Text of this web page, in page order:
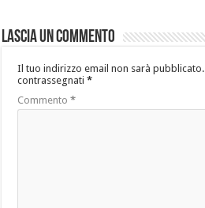
Lascia un commento
Il tuo indirizzo email non sarà pubblicato.
contrassegnati*
Commento*